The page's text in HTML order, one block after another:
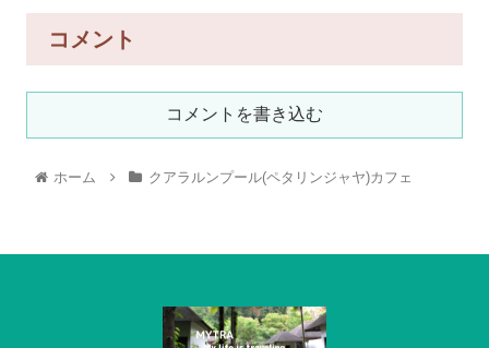
コメント
コメントを書き込む
ホーム クアラルンプール(ペタリンジャヤ)カフェ